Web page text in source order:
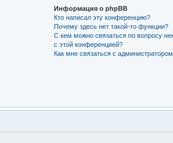
Информация о phpBB
Кто написал эту конференцию?
Почему здесь нет такой-то функции?
С кем можно связаться по вопросу
с этой конференцией?
Как мне связаться с